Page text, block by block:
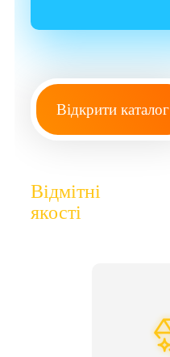
Відкрити каталог
Відмітні
якості